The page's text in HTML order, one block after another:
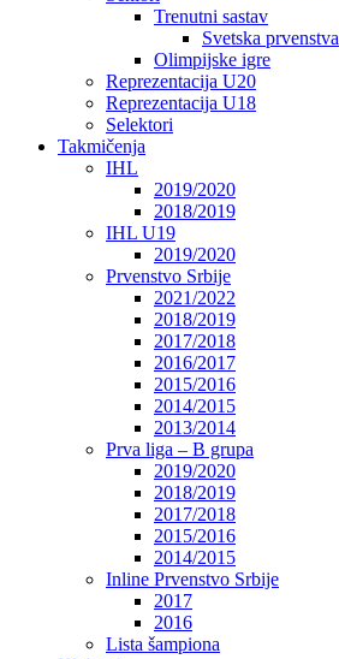
Trenutni sastav
Svetska prvenstva
Olimpijske igre
Reprezentacija U20
Reprezentacija U18
Selektori
Takmičenja
IHL
2019/2020
2018/2019
IHL U19
2019/2020
Prvenstvo Srbije
2021/2022
2018/2019
2017/2018
2016/2017
2015/2016
2014/2015
2013/2014
Prva liga – B grupa
2019/2020
2018/2019
2017/2018
2015/2016
2014/2015
Inline Prvenstvo Srbije
2017
2016
Lista šampiona